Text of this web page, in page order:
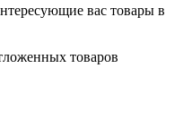
вас товары в
товаров